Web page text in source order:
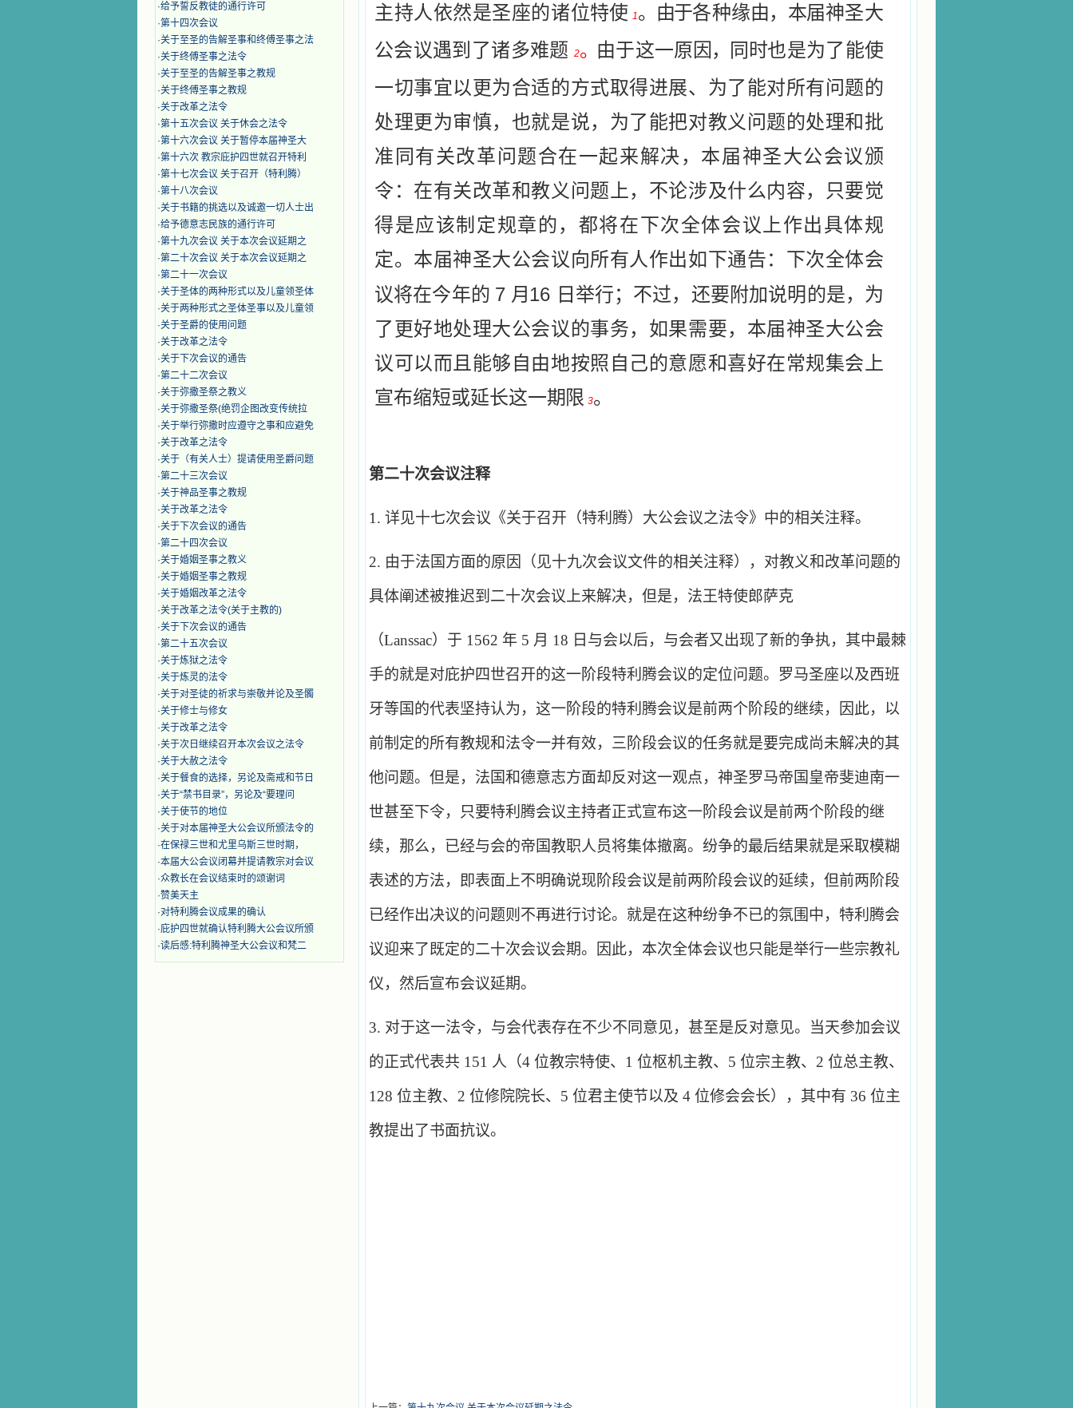
·给予誓反教徒的通行许可
·第十四次会议
·关于至圣的告解圣事和终傅圣事之法
·关于终傅圣事之法令
·关于至圣的告解圣事之教规
·关于终傅圣事之教规
·关于改革之法令
·第十五次会议 关于休会之法令
·第十六次会议 关于暂停本届神圣大
·第十六次 教宗庇护四世就召开特利
·第十七次会议 关于召开（特利腾）
·第十八次会议
·关于书籍的挑选以及诚邀一切人士出
·给予德意志民族的通行许可
·第十九次会议 关于本次会议延期之
·第二十次会议 关于本次会议延期之
·第二十一次会议
·关于圣体的两种形式以及儿童领圣体
·关于两种形式之圣体圣事以及儿童领
·关于圣爵的使用问题
·关于改革之法令
·关于下次会议的通告
·第二十二次会议
·​关于弥撒圣祭之教义
·关于弥撒圣祭(绝罚企图改变传统拉
·关于举行弥撒时应遵守之事和应避免
·关于改革之法令
·关于（有关人士）提请使用圣爵问题
·第二十三次会议
·关于神品圣事之教规
·关于改革之法令
·关于下次会议的通告
·第二十四次会议
·关于婚姻圣事之教义
·关于婚姻圣事之教规
·关于婚姻改革之法令
·关于改革之法令(关于主教的)
·关于下次会议的通告
·第二十五次会议
·关于炼狱之法令
·关于炼灵的法令
·关于对圣徒的祈求与崇敬并论及圣髑
·关于修士与修女
·关于改革之法令
·关于次日继续召开本次会议之法令
·关于大赦之法令
·关于餐食的选择，另论及斋戒和节日
·关于“禁书目录”，另论及“要理问
·关于使节的地位
·关于对本届神圣大公会议所颁法令的
·在保禄三世和尤里乌斯三世时期，
·本届大公会议闭幕并提请教宗对会议
·众教长在会议结束时的颂谢词
·赞美天主
·对特利腾会议成果的确认
·庇护四世就确认特利腾大公会议所颁
·读后感:特利腾神圣大公会议和梵二
主持人依然是圣座的诸位特使 1。由于各种缘由，本届神圣大
公会议遇到了诸多难题 2。 由于这一原因，同时也是为了能使
一切事宜以更为合适的方式取得进展、为了能对所有问题的
处理更为审慎，也就是说，为了能把对教义问题的处理和批
准同有关改革问题合在一起来解决，本届神圣大公会议颁
令：在有关改革和教义问题上，不论涉及什么内容，只要觉
得是应该制定规章的，都将在下次全体会议上作出具体规
定。本届神圣大公会议向所有人作出如下通告：下次全体会
议将在今年的 7 月 16 日举行；不过，还要附加说明的是，为
了更好地处理大公会议的事务，如果需要，本届神圣大公会
议可以而且能够自由地按照自己的意愿和喜好在常规集会上
宣布缩短或延长这一期限 3。
第二十次会议注释
1. 详见十七次会议《关于召开（特利腾）大公会议之法令》中的相关注释。
2. 由于法国方面的原因（见十九次会议文件的相关注释），对教义和改革问题的
具体阐述被推迟到二十次会议上来解决，但是，法王特使郎萨克
（Lanssac）于 1562 年 5 月 18 日与会以后，与会者又出现了新的争执，其中最棘
手的就是对庇护四世召开的这一阶段特利腾会议的定位问题。罗马圣座以及西班
牙等国的代表坚持认为，这一阶段的特利腾会议是前两个阶段的继续，因此，以
前制定的所有教规和法令一并有效，三阶段会议的任务就是要完成尚未解决的其
他问题。但是，法国和德意志方面却反对这一观点，神圣罗马帝国皇帝斐迪南一
世甚至下令，只要特利腾会议主持者正式宣布这一阶段会议是前两个阶段的继
续，那么，已经与会的帝国教职人员将集体撤离。纷争的最后结果就是采取模糊
表述的方法，即表面上不明确说现阶段会议是前两阶段会议的延续，但前两阶段
已经作出决议的问题则不再进行讨论。就是在这种纷争不已的氛围中，特利腾会
议迎来了既定的二十次会议会期。因此，本次全体会议也只能是举行一些宗教礼
仪，然后宣布会议延期。
3. 对于这一法令，与会代表存在不少不同意见，甚至是反对意见。当天参加会议
的正式代表共 151 人（4 位教宗特使、1 位枢机主教、5 位宗主教、2 位总主教、
128 位主教、2 位修院院长、5 位君主使节以及 4 位修会会长），其中有 36 位主
教提出了书面抗议。